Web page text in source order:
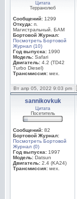
Цитата
Терранолюб
Сообщений: 1299
Откуда: п.
Магистральный. БАМ
Бортовой Журнал:
Посмотреть Бортовой
Журнал (10)
Год выпуска: 1990
Модель: Safari
Двигатель: 4.2 (TD42
Turbo Diesel)
Трансмиссия: мех.
Вт апр 05, 2022 9:03 pm
sannikovkuk
Цитата
Посетитель
Сообщений: 82
Бортовой Журнал:
Посмотреть Бортовой
Журнал (0)
Год выпуска: 1997
Модель: Datsun
Двигатель: 2.4 (KA24)
Трансмиссия: мех.